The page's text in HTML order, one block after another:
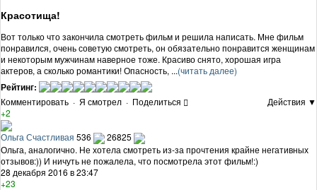
Красотища!
Вот только что закончила смотреть фильм и решила написать. Мне фильм
понравился, очень советую смотреть, он обязательно понравится женщинам
и некоторым мужчинам наверное тоже. Красиво снято, хорошая игра
актеров, а сколько романтики! Опасность, ...(читать далее)
Рейтинг:
Комментировать · Я смотрел · Поделиться
Действия ▼
+2
Ольга Счастливая 536
26825
Ольга, аналогично. Не хотела смотреть из-за прочтения крайне негативных
отзывов:)) И ничуть не пожалела, что посмотрела этот фильм!:)
28 декабря 2016 в 23:47
+23